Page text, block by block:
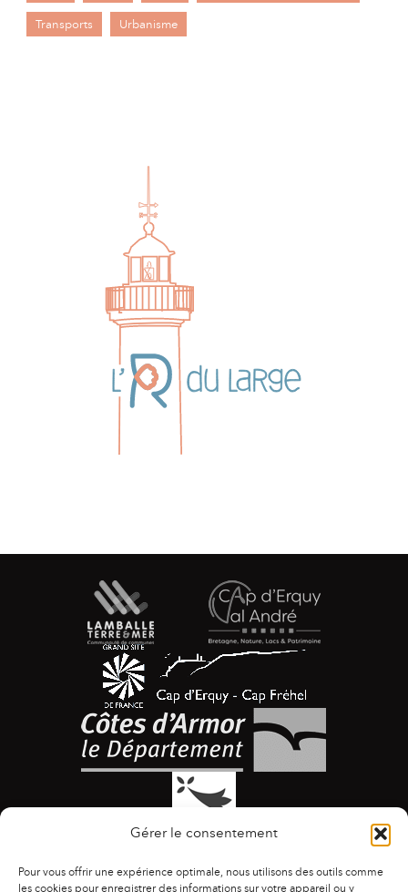
Gérer le consentement
Pour vous offrir une expérience optimale, nous utilisons des outils comme
les cookies pour enregistrer des informations sur votre appareil ou y
Transports Urbanisme